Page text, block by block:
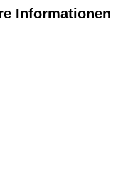
Informationen